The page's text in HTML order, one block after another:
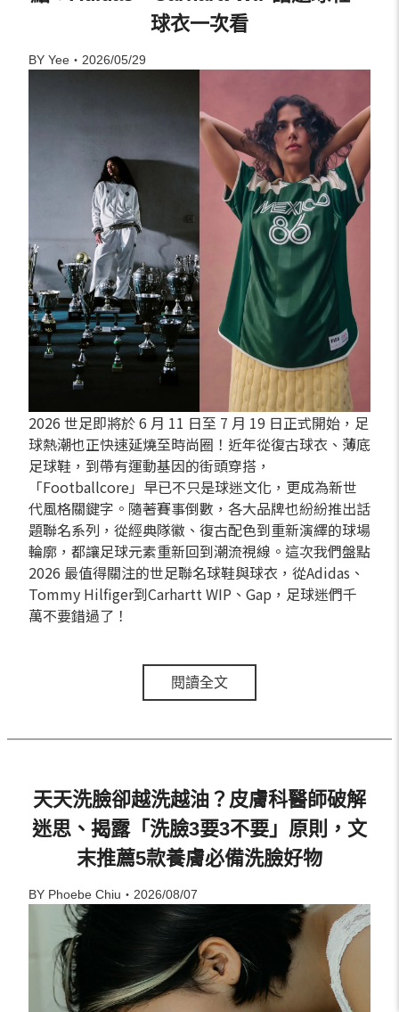
球衣一次看
BY Yee・2026/05/29
2026 世足即將於 6 月 11 日至 7 月 19 日正式開始，足
球熱潮也正快速延燒至時尚圈！近年從復古球衣、薄底
足球鞋，到帶有運動基因的街頭穿搭，
「Footballcore」早已不只是球迷文化，更成為新世
代風格關鍵字。隨著賽事倒數，各大品牌也紛紛推出話
題聯名系列，從經典隊徽、復古配色到重新演繹的球場
輪廓，都讓足球元素重新回到潮流視線。這次我們盤點
2026 最值得關注的世足聯名球鞋與球衣，從Adidas、
Tommy Hilfiger到Carhartt WIP、Gap，足球迷們千
萬不要錯過了！
閱讀全文
天天洗臉卻越洗越油？皮膚科醫師破解
迷思、揭露「洗臉3要3不要」原則，文
末推薦5款養膚必備洗臉好物
BY Phoebe Chiu・2026/08/07